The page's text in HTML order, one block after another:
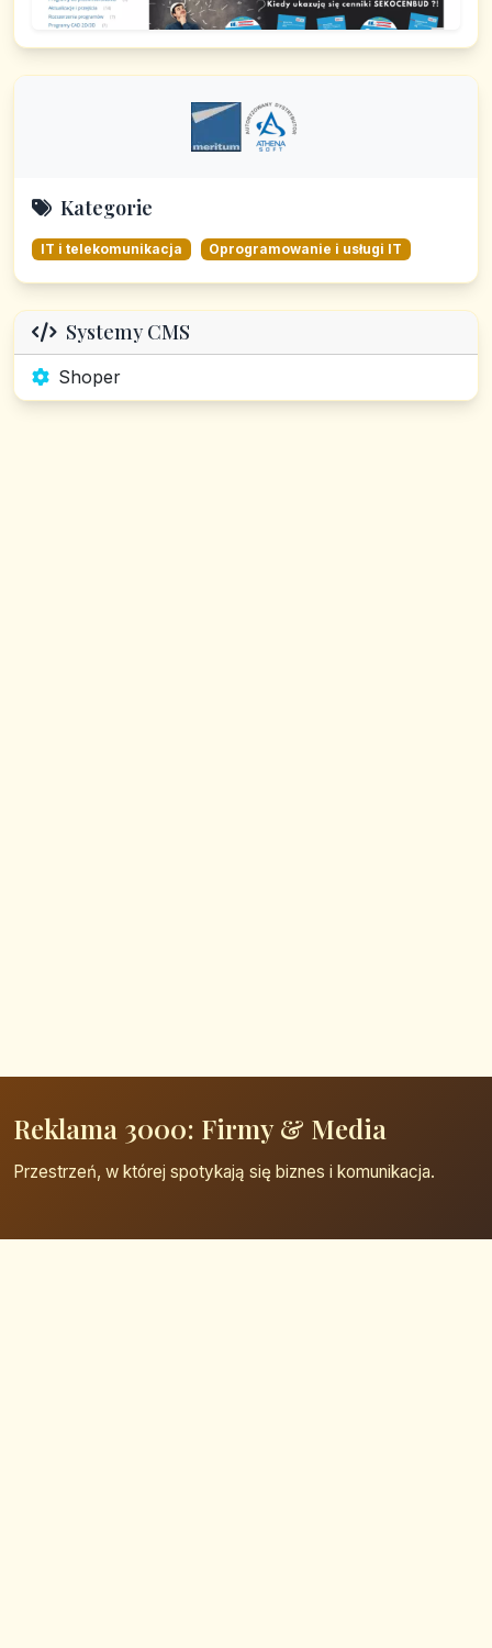
Kategorie
IT i telekomunikacja Oprogramowanie i usługi IT
Systemy CMS
Shoper
Reklama 3000: Firmy & Media
Przestrzeń, w której spotykają się biznes i komunikacja.